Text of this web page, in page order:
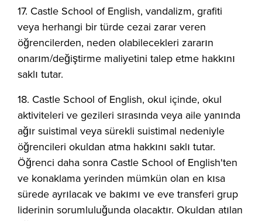
17. Castle School of English, vandalizm, grafiti
veya herhangi bir türde cezai zarar veren
öğrencilerden, neden olabilecekleri zararın
onarım/değiştirme maliyetini talep etme hakkını
saklı tutar.
18. Castle School of English, okul içinde, okul
aktiviteleri ve gezileri sırasında veya aile yanında
ağır suistimal veya sürekli suistimal nedeniyle
öğrencileri okuldan atma hakkını saklı tutar.
Öğrenci daha sonra Castle School of English'ten
ve konaklama yerinden mümkün olan en kısa
sürede ayrılacak ve bakımı ve eve transferi grup
liderinin sorumluluğunda olacaktır. Okuldan atılan